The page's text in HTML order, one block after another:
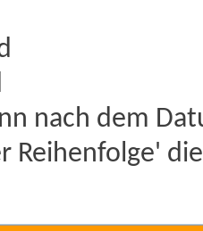
nach dem
Reihenfolge'